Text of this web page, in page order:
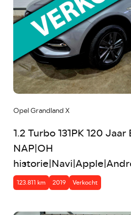
Opel Grandland X
1.2 Turbo 131PK 120
NAP|OH
123.811 km 2019 Verkocht